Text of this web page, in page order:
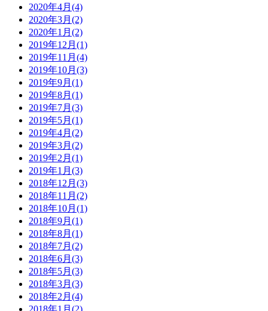
2020年4月(4)
2020年3月(2)
2020年1月(2)
2019年12月(1)
2019年11月(4)
2019年10月(3)
2019年9月(1)
2019年8月(1)
2019年7月(3)
2019年5月(1)
2019年4月(2)
2019年3月(2)
2019年2月(1)
2019年1月(3)
2018年12月(3)
2018年11月(2)
2018年10月(1)
2018年9月(1)
2018年8月(1)
2018年7月(2)
2018年6月(3)
2018年5月(3)
2018年3月(3)
2018年2月(4)
2018年1月(2)